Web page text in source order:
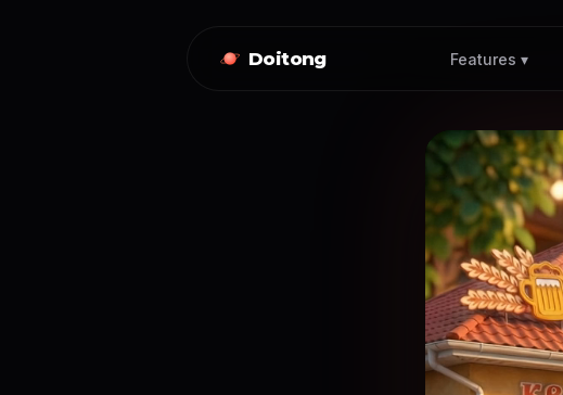
Doitong Features ▾